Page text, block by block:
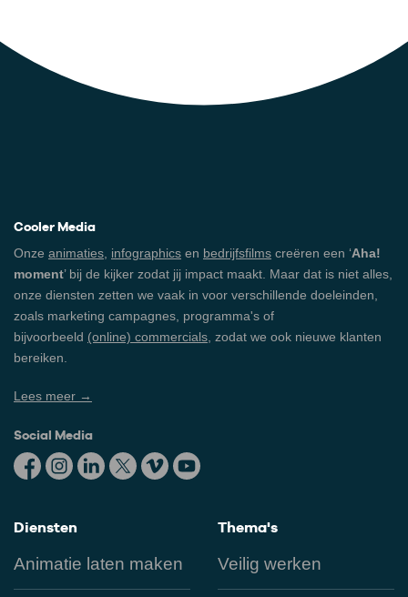
Cooler Media
Onze animaties infographics en bedrijfsfilms creëren een ‘Aha!
moment’ bij de kijker zodat jij impact maakt. Maar dat is niet alles,
onze diensten zetten we vaak in voor verschillende doeleinden,
zoals marketing campagnes, programma's of
bijvoorbeeld (online) commercials , zodat we ook nieuwe klanten
bereiken.
Lees meer →
Social Media
Diensten
Animatie laten maken
Thema's
Veilig werken